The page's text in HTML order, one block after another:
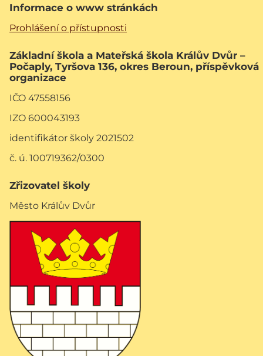
Informace o www stránkách
Prohlášení o přístupnosti
Základní škola a Mateřská škola Králův Dvůr –
Počaply, Tyršova 136, okres Beroun, příspěvková
organizace
IČO 47558156
IZO 600043193
identifikátor školy 2021502
č. ú. 100719362/0300
Zřizovatel školy
Město Králův Dvůr